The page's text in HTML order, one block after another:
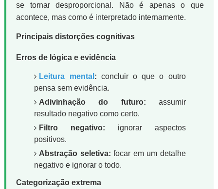
se tornar desproporcional. Não é apenas o que
acontece, mas como é interpretado internamente.
Principais distorções cognitivas
Erros de lógica e evidência
Leitura mental : concluir o que o outro
pensa sem evidência.
Adivinhação do futuro: assumir
resultado negativo como certo.
Filtro negativo: ignorar aspectos
positivos.
Abstração seletiva: focar em um detalhe
negativo e ignorar o todo.
Categorização extrema